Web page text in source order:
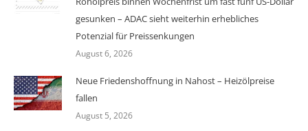
gesunken – ADAC sieht weiterhin erhebliches
Potenzial für Preissenkungen
August 6, 2026
Neue Friedenshoffnung in Nahost – Heizölpreise
fallen
August 5, 2026